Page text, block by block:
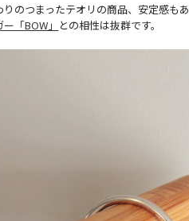
のつまったテオリの商品、安定感も
「BOW」 との相性は抜群です。